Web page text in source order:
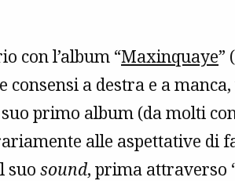
con l’album “Maxinquaye”
consensi a destra e a
primo album (da molti
alle aspettative di
suo sound, prima attraverso